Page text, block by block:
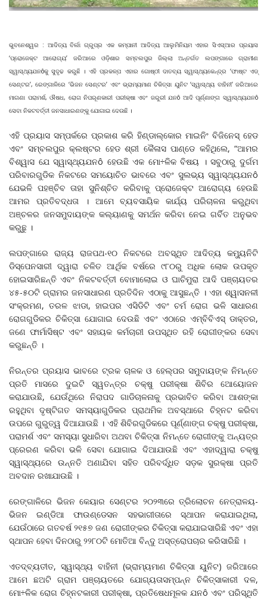
ଭୁବନେଶ୍ୱର : ଆଦିତ୍ୟ ବିର୍ଲା ଗ୍ରୁପ୍‌ର ଏକ କମ୍ପାନୀ ଆଦିତ୍ୟ ଆଲୁମିନିୟମ ଏହାର ସିଏସ୍‌ଆର ପ୍ରୟାସ
‘ପ୍ରୋଜେକ୍ଟ ଆରୋଗ୍ୟ’ ଜରିଆରେ ଓଡ଼ିଶାର ସମ୍ବଲପୁର ଜିଲ୍ଲା ଅନ୍ତର୍ଗତ ଲପଙ୍ଗାରେ ଗ୍ରାମୀଣ
ସ୍ୱାସ୍ଥ୍ୟଯନôକୁ ସୁଦୃଢ କରୁଛି । ଏହି ପ୍ରକଳ୍ପ ଏହାର ଗୋଷ୍ଠୀ ଦାତବ୍ୟ ସ୍ୱାସ୍ଥ୍ୟକେନ୍ଦ୍ର ‘ଫାଷ୍ଟ ଏଡ୍‌
ସେଣ୍ଟର’, ରେଙ୍ଗାଳିରେ ‘ଭିଜନ ସେଣ୍ଟର’ ଏବଂ ଭ୍ରାମ୍ୟମାଣ ଚିକିତ୍ସା ୟୁନିଟ ‘ସ୍ୱାସ୍ଥ୍ୟ ବାହିନୀ’ ଜରିଆରେ
ମାଗଣା ପରାମର୍ଶ, ଔଷଧ, ରୋଗ ନିପରୂଣକାରୀ ପରୀକ୍ଷା ଏବଂ ଜରୁରୀ ଯନô ଆଦି ପୂର୍ଣ୍ଣାଙ୍ଗ ସ୍ୱାସ୍ଥ୍ୟଯନô
ସେବା ନିକଟବର୍ତ୍ତୀ ଜନସାଧାରଣଙ୍କୁ ଯୋଗାଇ ଦେଉଛି ।
ଏହି ପ୍ରୟାସ ସମ୍ପର୍କରେ ପ୍ରକାଶ କରି ହିଣ୍ଡାଲ୍‌କୋର ମାଇନିଂ ବିଜିନେସ୍‌ ହେଡ
ଏବଂ ସମ୍ବଲପୁର କ୍ଲଷ୍ଟର ହେଡ ଶ୍ରୀ କୈଳାସ ପାଣ୍ଡେ କହିଥିଲେ, “ଆମର
ବିଶ୍ୱାସ ଯେ ସ୍ୱାସ୍ଥ୍ୟଯନô ହେଉଛି ଏକ ମୋ÷ଳିକ ବିଷୟ । ସବୁଠାରୁ ଦୁର୍ଗମ
ପରିବାରଗୁଡିକ ନିକଟରେ ସମୟୋଚିତ ଭାବରେ ଏବଂ ସୁଲଭ୍ୟ ସ୍ୱାସ୍ଥ୍ୟଯନô
ଯେଭଳି ପହଞ୍ଚିବ ତାହା ସୁନିଶ୍ଚିତ କରିବାକୁ ପ୍ରୋଜେକ୍ଟ ଆରୋଗ୍ୟ ହେଉଛି
ଆମର ପ୍ରତିବଦ୍ଧତା । ଆମେ ବ୍ୟବସାୟିକ କାର୍ଯ୍ୟ ପରିଚାଳନା କରୁଥିବା
ଅଞ୍ଚଳର ଜନସମୁଦାୟଙ୍କ କଲ୍ୟାଣକୁ ସମର୍ଥନ କରିବା ନେଇ ଗର୍ବିତ ଅନୁଭବ
କରୁଛୁ ।
ଲପଙ୍ଗାରେ ରାଜ୍ୟ ରାଜପଥ-୧୦ ନିକଟରେ ଅବସ୍ଥିତ ଆଦିତ୍ୟ କମୁ୍ୟନିଟି
ଡିସ୍‌ପେନସାରୀ ଦ୍ୱାରା ଚଳିତ ଆର୍ଥିକ ବର୍ଷରେ ୯୮୦ରୁ ଅଧିକ ଲୋକ ଉପକୃତ
ହୋଇସାରିଛନ୍ତି ଏବଂ ନିକଟବର୍ତ୍ତୀ ବୋମାଲୋଇ ଓ ଘାଚିମୁରା ଆଦି ପଞ୍ଚାୟତର
୪୫-୫୦ଟି ଗ୍ରାମର ଜନସାଧାରଣ ପ୍ରତିଦିନ ଏଠାକୁ ଆସୁଛନ୍ତି । ଏହା ଶ୍ୱାସନଳୀ
ସଂକ୍ରମଣ, ତରଳ ଝାଡା, ହାଇପର ଏସିଡିଟି ଏବଂ ଚର୍ମ ରୋଗ ଭଳି ସାଧାରଣ
ରୋଗଗୁଡିକର ଚିକିତ୍ସା ଯୋଗାଇ ଦେଉଛି ଏବଂ ଏଠାରେ ଏମ୍‌ବିବିଏସ୍‌ ଡାକ୍ତର,
ଜଣେ ଫାର୍ମାସିଷ୍ଟ ଏବଂ ସହାୟକ କର୍ମଚାରୀ ଉପସ୍ଥିତ ରହି ରୋଗୀଙ୍କର ସେବା
କରୁଛନ୍ତି ।
ନିରନ୍ତର ପ୍ରୟାସ ଭାବରେ ଟ୍ରକ ଚାଳକ ଓ ହେଲ୍‌ପର ସମୁଦାୟଙ୍କ ନିମନ୍ତେ
ପ୍ରତି ମାସରେ ଦୁଇଟି ସ୍ୱତନ୍ତ୍ର ଚକ୍ଷୁ ପରୀକ୍ଷା ଶିବିର ଆେୟୋଜନ
କରାଯାଉଛି, ଯେଉଁଥିରେ ନିରାପଦ ଗାଡିଚାଳନାକୁ ପ୍ରଭାବିତ କରିବା ଆଶଙ୍କା
ରହୁଥିବା ଦୃଷ୍ଟିଗତ ସମସ୍ୟାଗୁଡିକର ପ୍ରାଥମିକ ଅବସ୍ଥାରେ ଚିହ୍ନଟ କରିବା
ଉପରେ ଗୁରୁତ୍ୱ ଦିଆଯାଉଛି । ଏହି ଶିବିରଗୁଡିକରେ ପୂର୍ଣ୍ଣାଙ୍ଗ ଚକ୍ଷୁ ପରୀକ୍ଷା,
ପରାମର୍ଶ ଏବଂ ସମସ୍ୟା ସୁଧାରିବା ଅଥବା ଚିକିତ୍ସା ନିମନ୍ତେ ରୋଗୀଙ୍କୁ ଅନ୍ୟତ୍ର
ପ୍ରେରଣ କରିବା ଭଳି ସେବା ଯୋଗାଇ ଦିଆଯାଉଛି ଏବଂ ଏହାଦ୍ୱାରା ଚକ୍ଷୁ
ସ୍ୱାସ୍ଥ୍ୟରେ ଉନ୍ନତି ଅଣାଯିବା ସହିତ ପରିବର୍ଦ୍ଧିତ ସଡ଼କ ସୁରକ୍ଷା ପ୍ରତି
ଅବଦାନ ରଖାଯାଉଛି ।
ରେଙ୍ଗାଳିରେ ଭିଜନ କେୟାର ସେଣ୍ଟର ୨୦୨୩ରେ ତ୍ରିଲୋଚନ ନେତ୍ରାଳୟ-
ଭିଜନ ଇଣ୍ଡିଆ ଫାଉଣ୍ଡେସନ ସହଭାଗୀତାରେ ସ୍ଥାପନ କରାଯାଇଥିଲା,
ଯେଉଁଠାରେ ଗତବର୍ଷ ୨୧୫୭ ଜଣ ରୋଗୀଙ୍କର ଚିକିତ୍ସା କରାଯାଇସାରିଛି ଏବଂ ଏହା
ସ୍ଥାପନ ହେବା ଦିନଠାରୁ ୨୨୮୦ଟି ମୋତିଆ ବିନ୍ଦୁ ଅସ୍ତ୍ରୋପଚାର କରିସାରିଛି ।
ଏତଦ୍‌ବ୍ୟତୀତ, ସ୍ୱାସ୍ଥ୍ୟ ବାହିନୀ (ଭ୍ରାମ୍ୟମାଣ ଚିକିତ୍ସା ୟୁନିଟ) ଜରିଆରେ
ଆମେ ଛଅଟି ଗ୍ରାମ ପଞ୍ଚାୟତରେ ଯୋଗ୍ୟତାସମ୍ପନ୍ନ ଚିକିତ୍ସାକାରୀ ଦଳ,
ମୋ÷ଳିକ ରୋଗ ଚିହ୍ନଟକାରୀ ପରୀକ୍ଷା, ପ୍ରତିଷେଧମୂଳକ ଯନô ଏବଂ ପରିସ୍ଥିତି